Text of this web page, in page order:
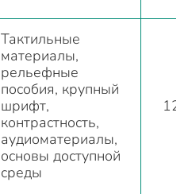
Тактильные
материалы,
рельефные
пособия, крупный
шрифт,
контрастность,
аудиоматериалы,
основы доступной
среды
12